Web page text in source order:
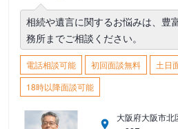
相続や遺言に関するお悩みは、豊
務所までご相談ください。
電話相談可能 初回面談無料
土日
18時以降面談可能
大阪府大阪市